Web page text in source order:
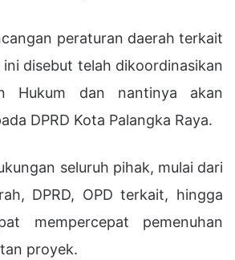
peraturan daerah terkait
ini disebut telah dikoordinasikan
Hukum dan nantinya akan
DPRD Kota Palangka Raya.
seluruh pihak, mulai dari
DPRD, OPD terkait, hingga
mempercepat pemenuhan
proyek.